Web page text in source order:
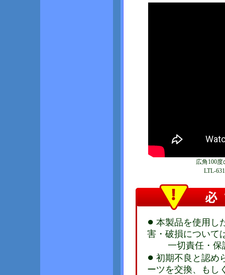
広角100
LTL-
● 本製品を使用し
害・破損について
一切責任・保
● 初期不良と認め
ーツを交換、もし